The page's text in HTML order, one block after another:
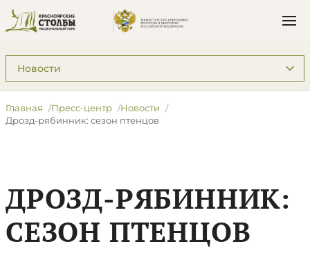
Подразделы: Пресс-центр
Главная Пресс-центр
Новости
​Дрозд-рябинник: сезон птенцов
​ДРОЗД-РЯБИННИК:
СЕЗОН ПТЕНЦОВ